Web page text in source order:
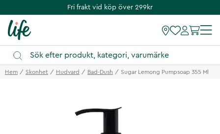
Fri frakt vid köp över 299kr
Hem Skonhet Hudvard Bad-Dush Sugar Lemong Pumpsoap 355 Ml